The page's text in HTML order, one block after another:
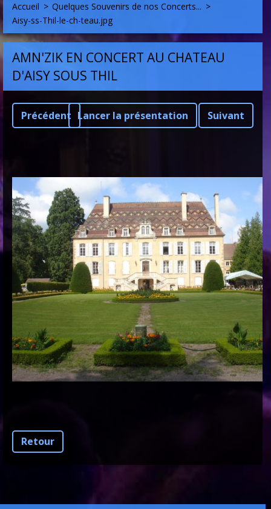
Accueil > Quelques Souvenirs de nos Concerts... >
Aisy-ss-Thil-le-ch-teau.jpg
AMN'ZIK EN CONCERT AU CHATEAU
D'AISY SOUS THIL
Précédent Lancer la présentation Suivant
Retour